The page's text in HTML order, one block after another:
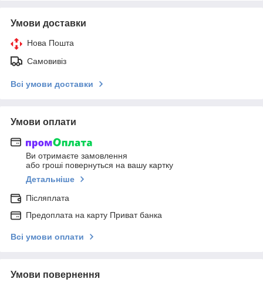
Умови доставки
Нова Пошта
Самовивіз
Всі умови доставки
Умови оплати
Ви отримаєте замовлення
або гроші повернуться на вашу картку
Детальніше
Післяплата
Предоплата на карту Приват банка
Всі умови оплати
Умови повернення